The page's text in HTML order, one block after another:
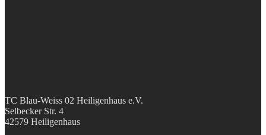
TC Blau-Weiss 02 Heiligenhaus e.V.
Selbecker Str. 4
42579 Heiligenhaus